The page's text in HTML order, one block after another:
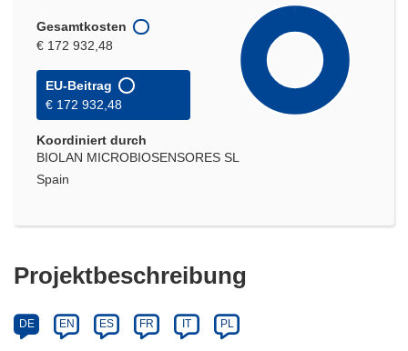
Gesamtkosten
€ 172 932,48
EU-Beitrag
€ 172 932,48
Koordiniert durch
BIOLAN MICROBIOSENSORES SL
Spain
Projektbeschreibung
DE EN ES FR IT PL